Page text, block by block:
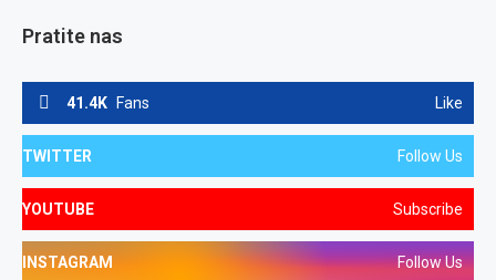
Pratite nas
41.4K Fans Like
TWITTER Follow Us
YOUTUBE Subscribe
INSTAGRAM Follow Us